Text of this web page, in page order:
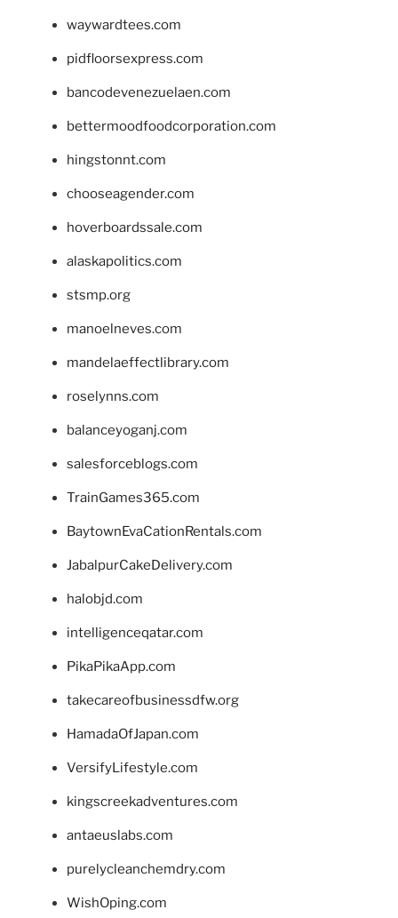
waywardtees.com
pidfloorsexpress.com
bancodevenezuelaen.com
bettermoodfoodcorporation.com
hingstonnt.com
chooseagender.com
hoverboardssale.com
alaskapolitics.com
stsmp.org
manoelneves.com
mandelaeffectlibrary.com
roselynns.com
balanceyoganj.com
salesforceblogs.com
TrainGames365.com
BaytownEvaCationRentals.com
JabalpurCakeDelivery.com
halobjd.com
intelligenceqatar.com
PikaPikaApp.com
takecareofbusinessdfw.org
HamadaOfJapan.com
VersifyLifestyle.com
kingscreekadventures.com
antaeuslabs.com
purelycleanchemdry.com
WishOping.com